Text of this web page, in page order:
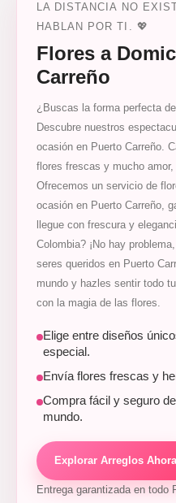
LA DISTANCIA NO
HABLAN POR TI. 💖
Flores a
Carreño
¿Buscas la forma perfecta
Descubre nuestros
ocasión en Puerto Carreño.
flores frescas y mucho amor,
Ofrecemos un servicio de
ocasión en Puerto Carreño,
llegue con frescura y
Colombia? ¡No hay
seres queridos en Puerto
mundo y hazles sentir todo
con la magia de las flores.
Elige entre diseños
especial.
Envía flores frescas y
Compra fácil y seguro
mundo.
Explorar Arreglos Ahora
Entrega garantizada en todo